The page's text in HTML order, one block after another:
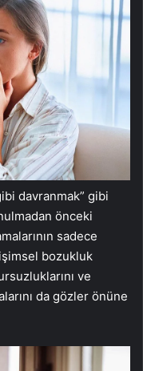
davranmak” gibi
önceki
sadece
bozukluk
ve
da gözler önüne